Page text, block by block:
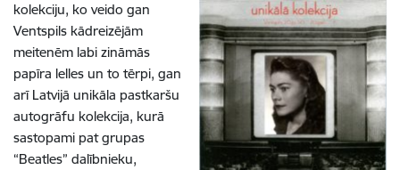
kolekciju, ko veido gan
Ventspils kādreizējām
meitenēm labi zināmās
papīra lelles un to tērpi, gan
arī Latvijā unikāla pastkaršu
autogrāfu kolekcija, kurā
sastopami pat grupas
“Beatles” dalībnieku,